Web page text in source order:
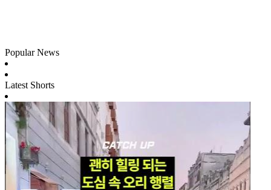
Popular News
Latest Shorts